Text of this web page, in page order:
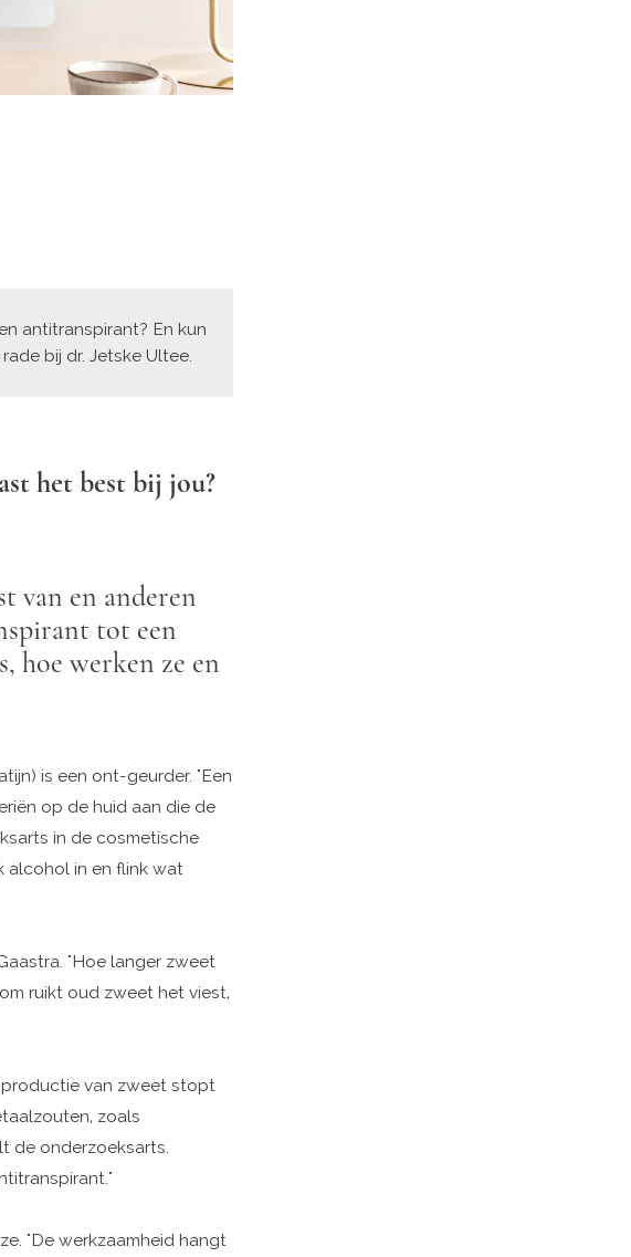
antitranspirant? En kun
bij dr. Jetske Ultee.
het best bij jou?
van en anderen
tot een
hoe werken ze en
is een ont-geurder. "Een
op de huid aan die de
in de cosmetische
alcohol in en flink wat
"Hoe langer zweet
ruikt oud zweet het viest,
van zweet stopt
zoals
de onderzoeksarts.
"De werkzaamheid hangt